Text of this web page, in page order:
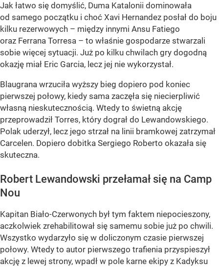
Jak łatwo się domyślić, Duma Katalonii dominowała
od samego początku i choć Xavi Hernandez posłał do boju
kilku rezerwowych – między innymi Ansu Fatiego
oraz Ferrana Torresa – to właśnie gospodarze stwarzali
sobie więcej sytuacji. Już po kilku chwilach gry dogodną
okazję miał Eric Garcia, lecz jej nie wykorzystał.
Blaugrana wrzuciła wyższy bieg dopiero pod koniec
pierwszej połowy, kiedy sama zaczęła się niecierpliwić
własną nieskutecznością. Wtedy to świetną akcję
przeprowadził Torres, który dograł do Lewandowskiego.
Polak uderzył, lecz jego strzał na linii bramkowej zatrzymał
Carcelen. Dopiero dobitka Sergiego Roberto okazała się
skuteczna.
Robert Lewandowski przełamał się na Camp
Nou
Kapitan Biało-Czerwonych był tym faktem niepocieszony,
aczkolwiek zrehabilitował się samemu sobie już po chwili.
Wszystko wydarzyło się w doliczonym czasie pierwszej
połowy. Wtedy to autor pierwszego trafienia przyspieszył
akcję z lewej strony, wpadł w pole karne ekipy z Kadyksu